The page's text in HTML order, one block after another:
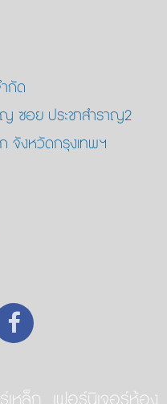
กัด
ซอย ประชาสำราญ2
จังหวัดกรุงเทพฯ